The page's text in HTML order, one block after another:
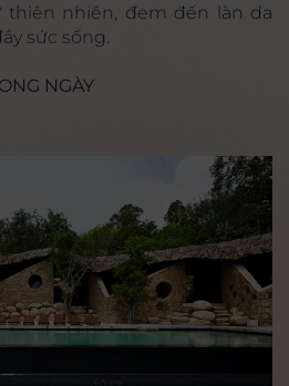
thiên nhiên, đem đến làn da
sức sống.
NGÀY